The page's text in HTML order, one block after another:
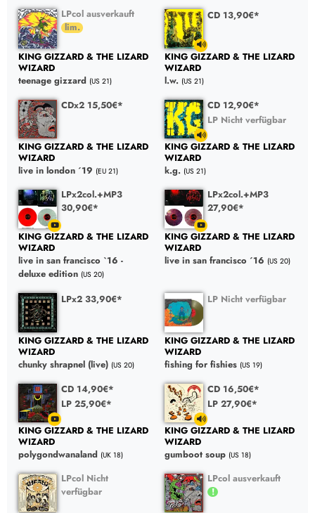
LPcol ausverkauft
KING GIZZARD & THE LIZARD
WIZARD
teenage gizzard (US 21)
CD 13,90€*
KING GIZZARD & THE LIZARD
WIZARD
l.w. (US 21)
CDx2 15,50€*
KING GIZZARD & THE LIZARD
WIZARD
live in london ´19 (EU 21)
CD 12,90€*
LP Nicht verfügbar
KING GIZZARD & THE LIZARD
WIZARD
k.g. (US 21)
LPx2col.+MP3
30,90€*
KING GIZZARD & THE LIZARD
WIZARD
live in san francisco `16 -
deluxe edition (US 20)
LPx2col.+MP3
27,90€*
KING GIZZARD & THE LIZARD
WIZARD
live in san francisco ´16 (US 20)
LPx2 33,90€*
KING GIZZARD & THE LIZARD
WIZARD
chunky shrapnel (live) (US 20)
LP Nicht verfügbar
KING GIZZARD & THE LIZARD
WIZARD
fishing for fishies (US 19)
CD 14,90€*
LP 25,90€*
KING GIZZARD & THE LIZARD
WIZARD
polygondwanaland (UK 18)
CD 16,50€*
LP 27,90€*
KING GIZZARD & THE LIZARD
WIZARD
gumboot soup (US 18)
LPcol Nicht
verfügbar
LPcol ausverkauft